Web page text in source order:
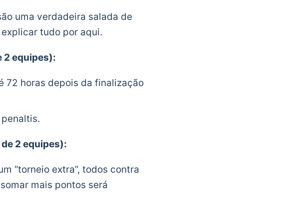
uma verdadeira salada de
tudo por aqui.
2 equipes):
72 horas depois da finalização
2 equipes):
“torneio extra”, todos contra
mais pontos será